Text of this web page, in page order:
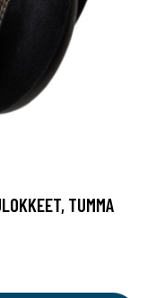
TUMMA